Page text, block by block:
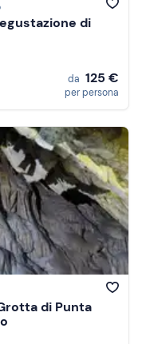
di
da 125 €
per persona
di Punta